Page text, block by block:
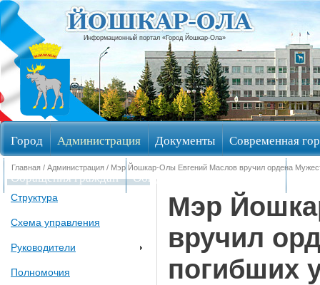
Информационный портал «Город Йошкар-Ола»
Город Администрация Документы Современная
Обращения граждан Общественные обсуждения
Главная / Администрация / Мэр Йошкар-Олы Евгений Маслов вручил ордена
Структура
Схема управления
Руководители
Полномочия
Мэр
вручил
погибших